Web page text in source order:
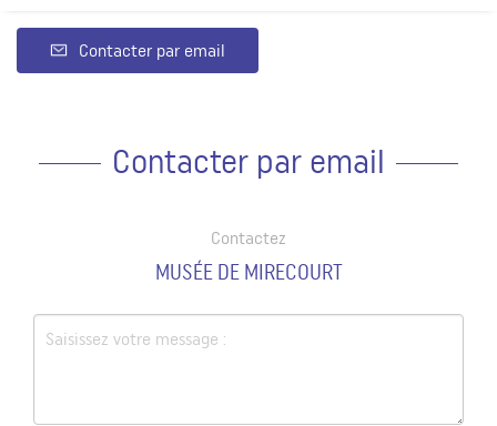
Contacter par email
Contacter par email
Contactez
MUSÉE DE MIRECOURT